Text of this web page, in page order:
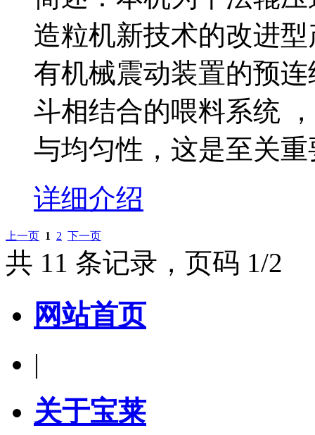
造粒机新技术的改进
有机械震动装置的预
斗相结合的喂料系统
与均匀性，这是至关
详细介绍
上一页 1 2 下一页
共 11 条记录，页码 1/2
网站首页
|
关于宝莱